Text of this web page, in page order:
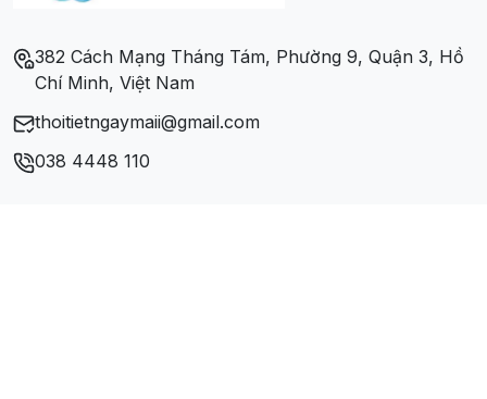
Xã Viêng Lán
Xã Yên Sơn
382 Cách Mạng Tháng Tám, Phường 9, Quận 3, Hồ
Chí Minh, Việt Nam
thoitietngaymaii@gmail.com
038 4448 110